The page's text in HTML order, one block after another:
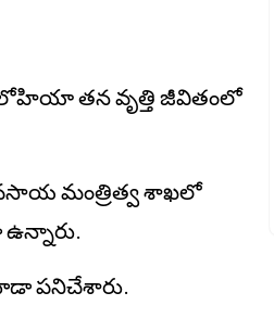
లోహియా తన వృత్తి జీవితంలో
మంత్రిత్వ శాఖలో
పనిచేశారు.